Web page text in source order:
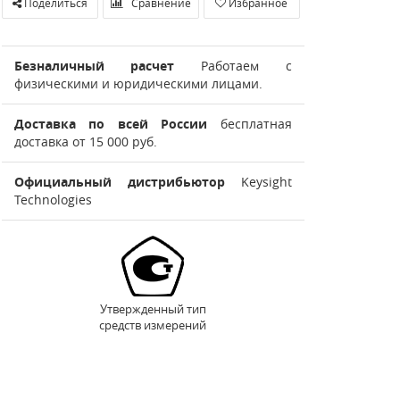
Безналичный расчет Работаем с
физическими и юридическими лицами.
Доставка по всей России бесплатная
доставка от 15 000 руб.
Официальный дистрибьюторKeysight
Technologies
Утвержденный тип
средств измерений